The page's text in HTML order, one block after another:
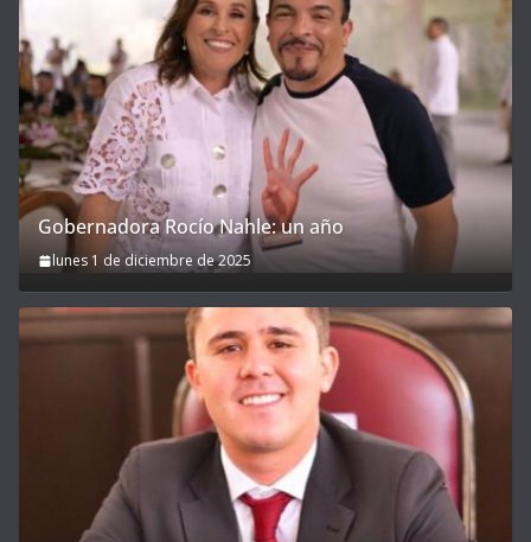
Gobernadora Rocío Nahle: un año
lunes 1 de diciembre de 2025